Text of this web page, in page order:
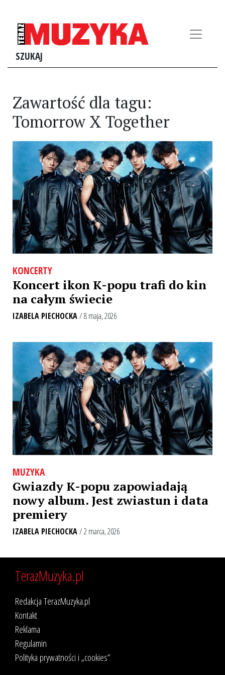
SZUKAJ
Zawartość dla tagu:
Tomorrow X Together
KONCERTY
Koncert ikon K-popu trafi do kin
na całym świecie
IZABELA PIECHOCKA/ 8 maja, 2026
MUZYKA
Gwiazdy K-popu zapowiadają
nowy album. Jest zwiastun i data
premiery
IZABELA PIECHOCKA/ 2 marca, 2026
TerazMuzyka.pl
Redakcja TerazMuzyka.pl
Kontakt
Reklama
Regulamin
Polityka prywatności i „cookies”